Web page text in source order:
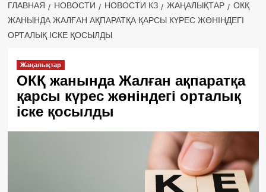
ГЛАВНАЯ НОВОСТИ НОВОСТИ КЗ ЖАҢАЛЫҚТАР
ОКҚ
ЖАНЫНДА ЖАЛҒАН АҚПАРАТҚА ҚАРСЫ КҮРЕС ЖӨНІНДЕГІ
ОРТАЛЫҚ ІСКЕ ҚОСЫЛДЫ
Жаңалықтар
ОКҚ жанында Жалған ақпаратқа
қарсы күрес жөніндегі орталық
іске қосылды